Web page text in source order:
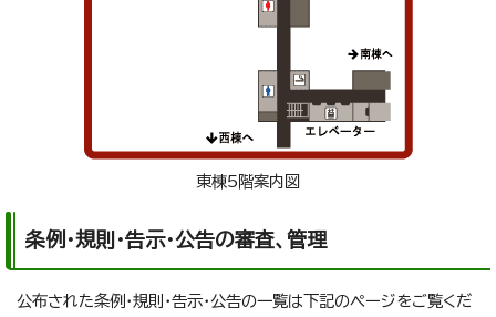
東棟5階案内図
条例・規則・告示・公告の審査、管理
公布された条例・規則・告示・公告の一覧は下記のページをご覧くだ